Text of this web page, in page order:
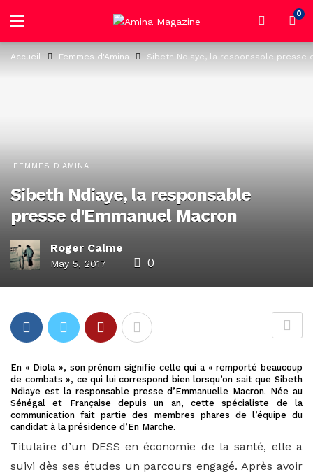
0
Accueil Femmes d'Amina Sibeth Ndiaye, la responsable presse
FEMMES D'AMINA
Sibeth Ndiaye, la responsable
presse d'Emmanuel Macron
Roger Calme
May 5, 2017 0
En « Diola », son prénom signifie celle qui a « remporté beaucoup
de combats », ce qui lui correspond bien lorsqu’on sait que Sibeth
Ndiaye est la responsable presse d’Emmanuelle Macron. Née au
Sénégal et Française depuis un an, cette spécialiste de la
communication fait partie des membres phares de l’équipe du
candidat à la présidence d’En Marche.
Titulaire d’un DESS en économie de la santé, elle a
suivi dès ses études un parcours engagé. Après avoir